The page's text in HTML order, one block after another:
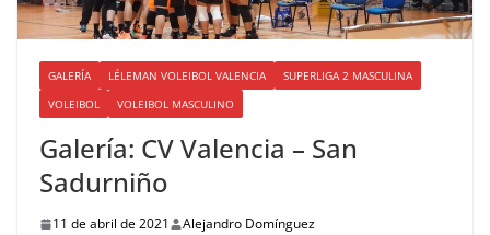
GALERÍA LÉLEMAN VOLEIBOL VALENCIA
SUPERLIGA 2 MASCULINA
VOLEIBOL
VOLEIBOL MASCULINO
Galería: CV Valencia – San
Sadurniño
11 de abril de 2021 Alejandro Domínguez